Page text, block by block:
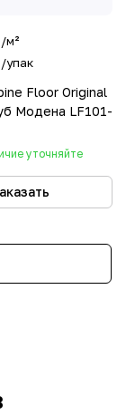
м²
упак
Floor Original
Модена LF101-
уточняйте